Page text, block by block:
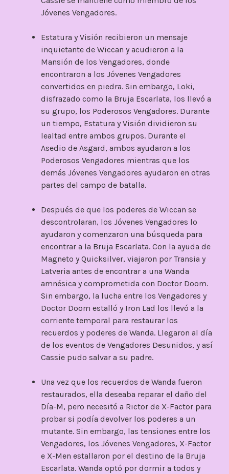
Jóvenes Vengadores.
Estatura y Visión recibieron un mensaje
inquietante de Wiccan y acudieron a la
Mansión de los Vengadores, donde
encontraron a los Jóvenes Vengadores
convertidos en piedra. Sin embargo, Loki,
disfrazado como la Bruja Escarlata, los llevó a
su grupo, los Poderosos Vengadores. Durante
un tiempo, Estatura y Visión dividieron su
lealtad entre ambos grupos. Durante el
Asedio de Asgard, ambos ayudaron a los
Poderosos Vengadores mientras que los
demás Jóvenes Vengadores ayudaron en otras
partes del campo de batalla.
Después de que los poderes de Wiccan se
descontrolaran, los Jóvenes Vengadores lo
ayudaron y comenzaron una búsqueda para
encontrar a la Bruja Escarlata. Con la ayuda de
Magneto y Quicksilver, viajaron por Transia y
Latveria antes de encontrar a una Wanda
amnésica y comprometida con Doctor Doom.
Sin embargo, la lucha entre los Vengadores y
Doctor Doom estalló y Iron Lad los llevó a la
corriente temporal para restaurar los
recuerdos y poderes de Wanda. Llegaron al día
de los eventos de Vengadores Desunidos, y así
Cassie pudo salvar a su padre.
Una vez que los recuerdos de Wanda fueron
restaurados, ella deseaba reparar el daño del
Día-M, pero necesitó a Rictor de X-Factor para
probar si podía devolver los poderes a un
mutante. Sin embargo, las tensiones entre los
Vengadores, los Jóvenes Vengadores, X-Factor
e X-Men estallaron por el destino de la Bruja
Escarlata. Wanda optó por dormir a todos y